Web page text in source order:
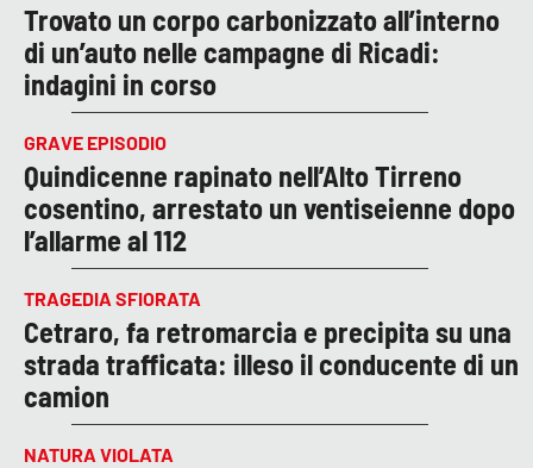
App
ANDROID
Trovato un corpo carbonizzato all’interno
di un’auto nelle campagne di Ricadi:
indagini in corso
GRAVE EPISODIO
Quindicenne rapinato nell’Alto Tirreno
cosentino, arrestato un ventiseienne dopo
l’allarme al 112
TRAGEDIA SFIORATA
Cetraro, fa retromarcia e precipita su una
strada trafficata: illeso il conducente di un
camion
NATURA VIOLATA